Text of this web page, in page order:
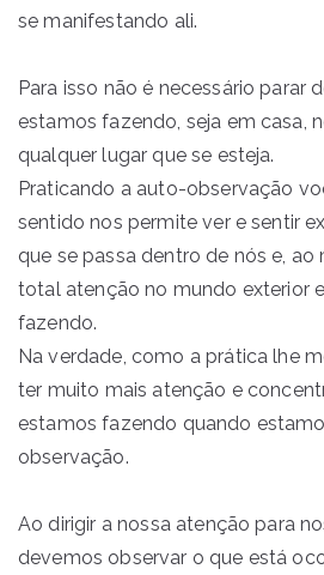
se manifestando ali.
Para isso não é necessário parar
estamos fazendo, seja em casa,
qualquer lugar que se esteja.
Praticando a auto-observação
sentido nos permite ver e sentir
que se passa dentro de nós e,
total atenção no mundo exterior
fazendo.
Na verdade, como a prática lhe
ter muito mais atenção e
estamos fazendo quando
observação.
Ao dirigir a nossa atenção para
devemos observar o que está